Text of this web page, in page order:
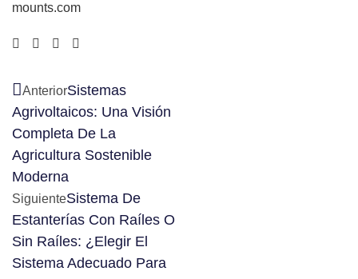
mounts.com
AnteriorSistemas
Agrivoltaicos: Una Visión
Completa De La
Agricultura Sostenible
Moderna
SiguienteSistema De
Estanterías Con Raíles O
Sin Raíles: ¿Elegir El
Sistema Adecuado Para